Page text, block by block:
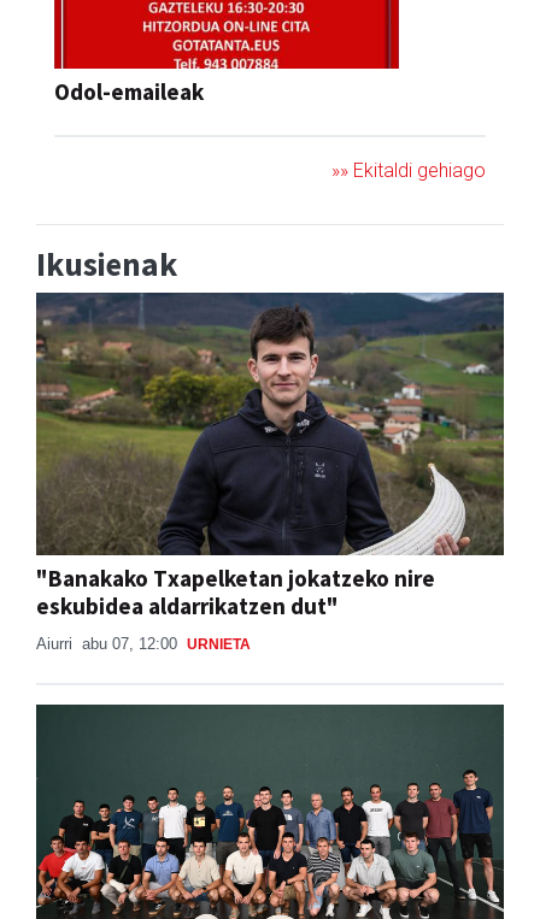
Odol-emaileak
»» Ekitaldi gehiago
Ikusienak
"Banakako Txapelketan jokatzeko nire
eskubidea aldarrikatzen dut"
Aiurri abu 07, 12:00 URNIETA